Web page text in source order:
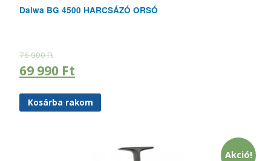
Daiwa BG 4500 HARCSÁZÓ ORSÓ
76 000Ft
69 990 Ft
Kosárba rakom
Akció!